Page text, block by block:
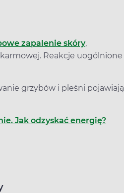
zapalenie skóry,
Reakcje uogólnione
grzybów i pleśni pojawiają
Jak odzyskać energię?